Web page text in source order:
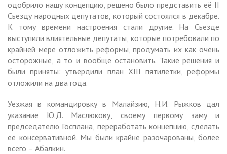
одобрило нашу концепцию, решено было представить её II
Съезду народных депутатов, который состоялся в декабре.
К тому времени настроения стали другие. На Съезде
выступили влиятельные депутаты, которые потребовали по
крайней мере отложить реформы, продумать их как очень
осторожные, а то и вообще остановить. Такие решения и
были приняты: утвердили план XIII пятилетки, реформы
отложили на два года.
Уезжая в командировку в Малайзию, Н.И. Рыжков дал
указание Ю.Д. Маслюкову, своему первому заму и
председателю Госплана, переработать концепцию, сделать
её консервативной. Мы были крайне разочарованы, более
всего – Абалкин.